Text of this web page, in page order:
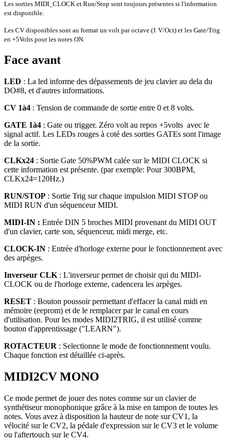
Les sorties MIDI_CLOCK et Run/Stop sont toujours présentes si l'information
est disponible.
Les CV disponibles sont au format un volt par octave (1 V/Oct) et les Gate/Trig
en +5Volts pour les notes ON.
Face avant
LED : La led informe des dépassements de jeu clavier au dela du
DO#8, et d'autres informations.
CV 1à4 : Tension de commande de sortie entre 0 et 8 volts.
GATE 1à4 : Gate ou trigger. Zéro volt au repos +5volts avec le
signal actif. Les LEDs rouges à coté des sorties GATEs sont l'image
de la sortie.
CLKx24 : Sortie Gate 50%PWM calée sur le MIDI CLOCK si
cette information est présente. (par exemple: Pour 300BPM,
CLKx24=120Hz.)
RUN/STOP : Sortie Trig sur chaque impulsion MIDI STOP ou
MIDI RUN d'un séquenceur MIDI.
MIDI-IN : Entrée DIN 5 broches MIDI provenant du MIDI OUT
d'un clavier, carte son, séquenceur, midi merge, etc.
CLOCK-IN : Entrée d'horloge externe pour le fonctionnement avec
des arpèges.
Inverseur CLK : L'inverseur permet de choisir qui du MIDI-
CLOCK ou de l'horloge externe, cadencera les arpèges.
RESET : Bouton poussoir permettant d'effacer la canal midi en
mémoire (eeprom) et de le remplacer par le canal en cours
d'utilisation. Pour les modes MIDI2TRIG, il est utilisé comme
bouton d'apprentissage ("LEARN").
ROTACTEUR : Selectionne le mode de fonctionnement voulu.
Chaque fonction est détaillée ci-après.
MIDI2CV MONO
Ce mode permet de jouer des notes comme sur un clavier de
synthétiseur monophonique grâce à la mise en tampon de toutes les
notes. Vous avez à disposition la hauteur de note sur CV1, la
vélocité sur le CV2, la pédale d'expression sur le CV3 et le volume
ou l'aftertouch sur le CV4.